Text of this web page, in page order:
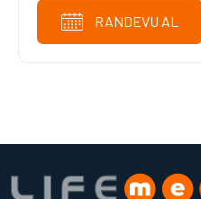
RANDEVU AL